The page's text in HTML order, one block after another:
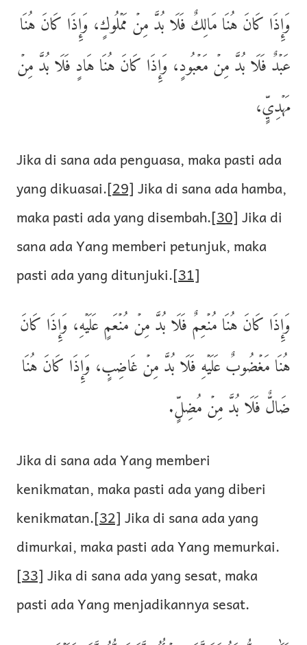
وَإِذَا كَانَ هُنَا مَالِكٌ فَلَا بُدَّ مِنۡ مَمۡلُوكٍ، وَإِذَا كَانَ هُنَا
عَبۡدٌ فَلَا بُدَّ مِنۡ مَعۡبُودٍ، وَإِذَا كَانَ هُنَا هَادٍ فَلَا بُدَّ مِنۡ
مَهۡدِيٍّ،
Jika di sana ada penguasa, maka pasti ada
yang dikuasai.[29] Jika di sana ada hamba,
maka pasti ada yang disembah.[30] Jika di
sana ada Yang memberi petunjuk, maka
pasti ada yang ditunjuki.[31]
وَإِذَا كَانَ هُنَا مُنۡعِمٌ فَلَا بُدَّ مِنۡ مُنۡعَمٍ عَلَيۡهِ، وَإِذَا كَانَ
هُنَا مَغۡضُوبٌ عَلَيۡهِ فَلَا بُدَّ مِنۡ غَاضِبٍ، وَإِذَا كَانَ هُنَا
ضَالٌّ فَلَا بُدَّ مِنۡ مُضِلٍّ.
Jika di sana ada Yang memberi
kenikmatan, maka pasti ada yang diberi
kenikmatan.[32] Jika di sana ada yang
dimurkai, maka pasti ada Yang memurkai.
[33] Jika di sana ada yang sesat, maka
pasti ada Yang menjadikannya sesat.